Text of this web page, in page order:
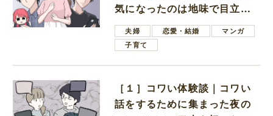
気になったのは地味で目立た
ない男子学生
夫婦 恋愛・結婚
マンガ
子育て
［１］コワい体験談｜コワい
話をするために集まった夜の